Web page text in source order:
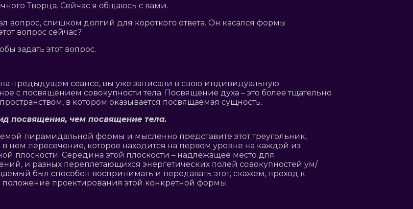
Творца. Сейчас я общаюсь с вами.
слишком долгий для короткого ответа. Он касался формы
вопрос сейчас?
задать этот вопрос.
предыдущем сеансе, вы уже записали в свою индивидуальную
с посвящением совокупности тела. Посвящение духа – это более тщательно
в котором оказывается посвящаемая сущность.
посвящения, чем посвящение тела.
пирамидальной формы и мысленно представите этот треугольник,
нем пересечение, которое находится на первом уровне на каждой из
плоскости. Середина этой плоскости – надлежащее место для
и разных переплетающихся энергетических полей совокупностей ум/
был способен воспринимать и передавать этот, скажем, проход к
положение проектирования этой конкретной формы.